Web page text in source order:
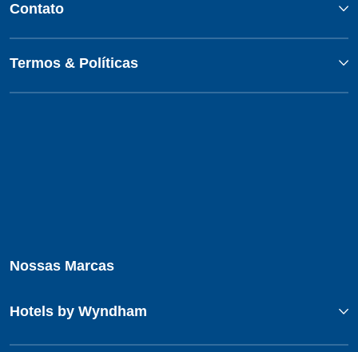
Contato
Termos & Políticas
Nossas Marcas
Hotels by Wyndham